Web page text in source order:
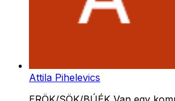
Attila Pihelevics